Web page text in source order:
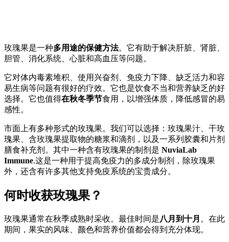
玫瑰果是一种多用途的保健方法。它有助于解决肝脏、肾脏、
胆管、消化系统、心脏和高血压等问题。
它对体内毒素堆积、使用兴奋剂、免疫力下降、缺乏活力和容
易生病等问题有很好的疗效。它也是饮食不当和营养缺乏的好
选择。它也值得在秋冬季节食用，以增强体质，降低感冒的易
感性。
市面上有多种形式的玫瑰果。我们可以选择：玫瑰果汁、干玫
瑰果、含玫瑰果提取物的糖浆和滴剂，以及一系列胶囊和片剂
膳食补充剂。其中一种含有玫瑰果的制剂是 NuviaLab
Immune.这是一种用于提高免疫力的多成分制剂，除玫瑰果
外，还含有许多其他支持免疫系统的宝贵成分。
何时收获玫瑰果？
玫瑰果通常在秋季成熟时采收。最佳时间是八月到十月 。在此
期间，果实的风味、颜色和营养价值都会得到充分体现。